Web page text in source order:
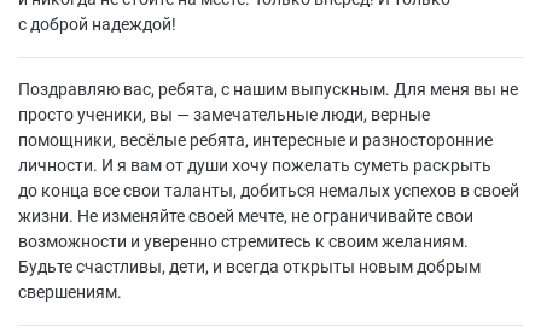
с доброй надеждой!
Поздравляю вас, ребята, с нашим выпускным. Для меня вы не
просто ученики, вы — замечательные люди, верные
помощники, весёлые ребята, интересные и разносторонние
личности. И я вам от души хочу пожелать суметь раскрыть
до конца все свои таланты, добиться немалых успехов в своей
жизни. Не изменяйте своей мечте, не ограничивайте свои
возможности и уверенно стремитесь к своим желаниям.
Будьте счастливы, дети, и всегда открыты новым добрым
свершениям.